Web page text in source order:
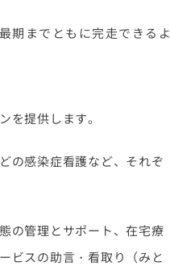
期までともに完走できるよ
を提供します。
の感染症看護など、それぞ
の管理とサポート、在宅療
ビスの助言・看取り（みと